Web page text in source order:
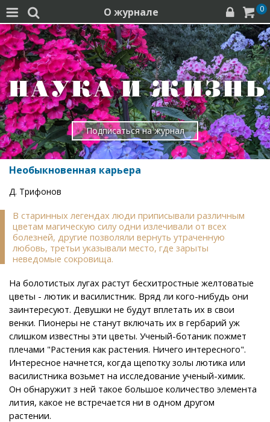
  О журнале   0
Подписаться на журнал
Необыкновенная карьера
Д. Трифонов
В старинных легендах люди приписывали различным
цветам магическую силу одни излечивали от всех
болезней, другие позволяли вернуть утраченную
любовь, третьи указывали место, где зарыты
неведомые сокровища.
На болотистых лугах растут бесхитростные желтоватые
цветы - лютик и василистник. Вряд ли кого-нибудь они
заинтересуют. Девушки не будут вплетать их в свои
венки. Пионеры не станут включать их в гербарий уж
слишком известны эти цветы. Ученый-ботаник пожмет
плечами "Растения как растения. Ничего интересного".
Интересное начнется, когда щепотку золы лютика или
василистника возьмет на исследование ученый-химик.
Он обнаружит з ней такое большое количество элемента
лития, какое не встречается ни в одном другом
растении.